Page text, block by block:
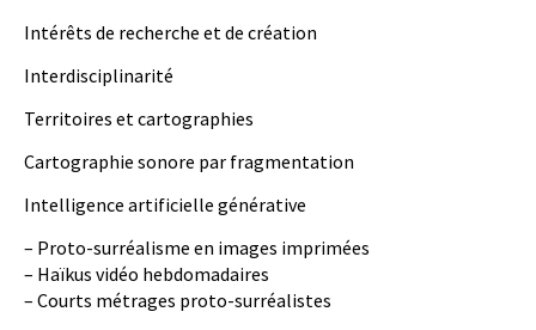
Intérêts de recherche et de création
Interdisciplinarité
Territoires et cartographies
Cartographie sonore par fragmentation
Intelligence artificielle générative
– Proto-surréalisme en images imprimées
– Haïkus vidéo hebdomadaires
– Courts métrages proto-surréalistes